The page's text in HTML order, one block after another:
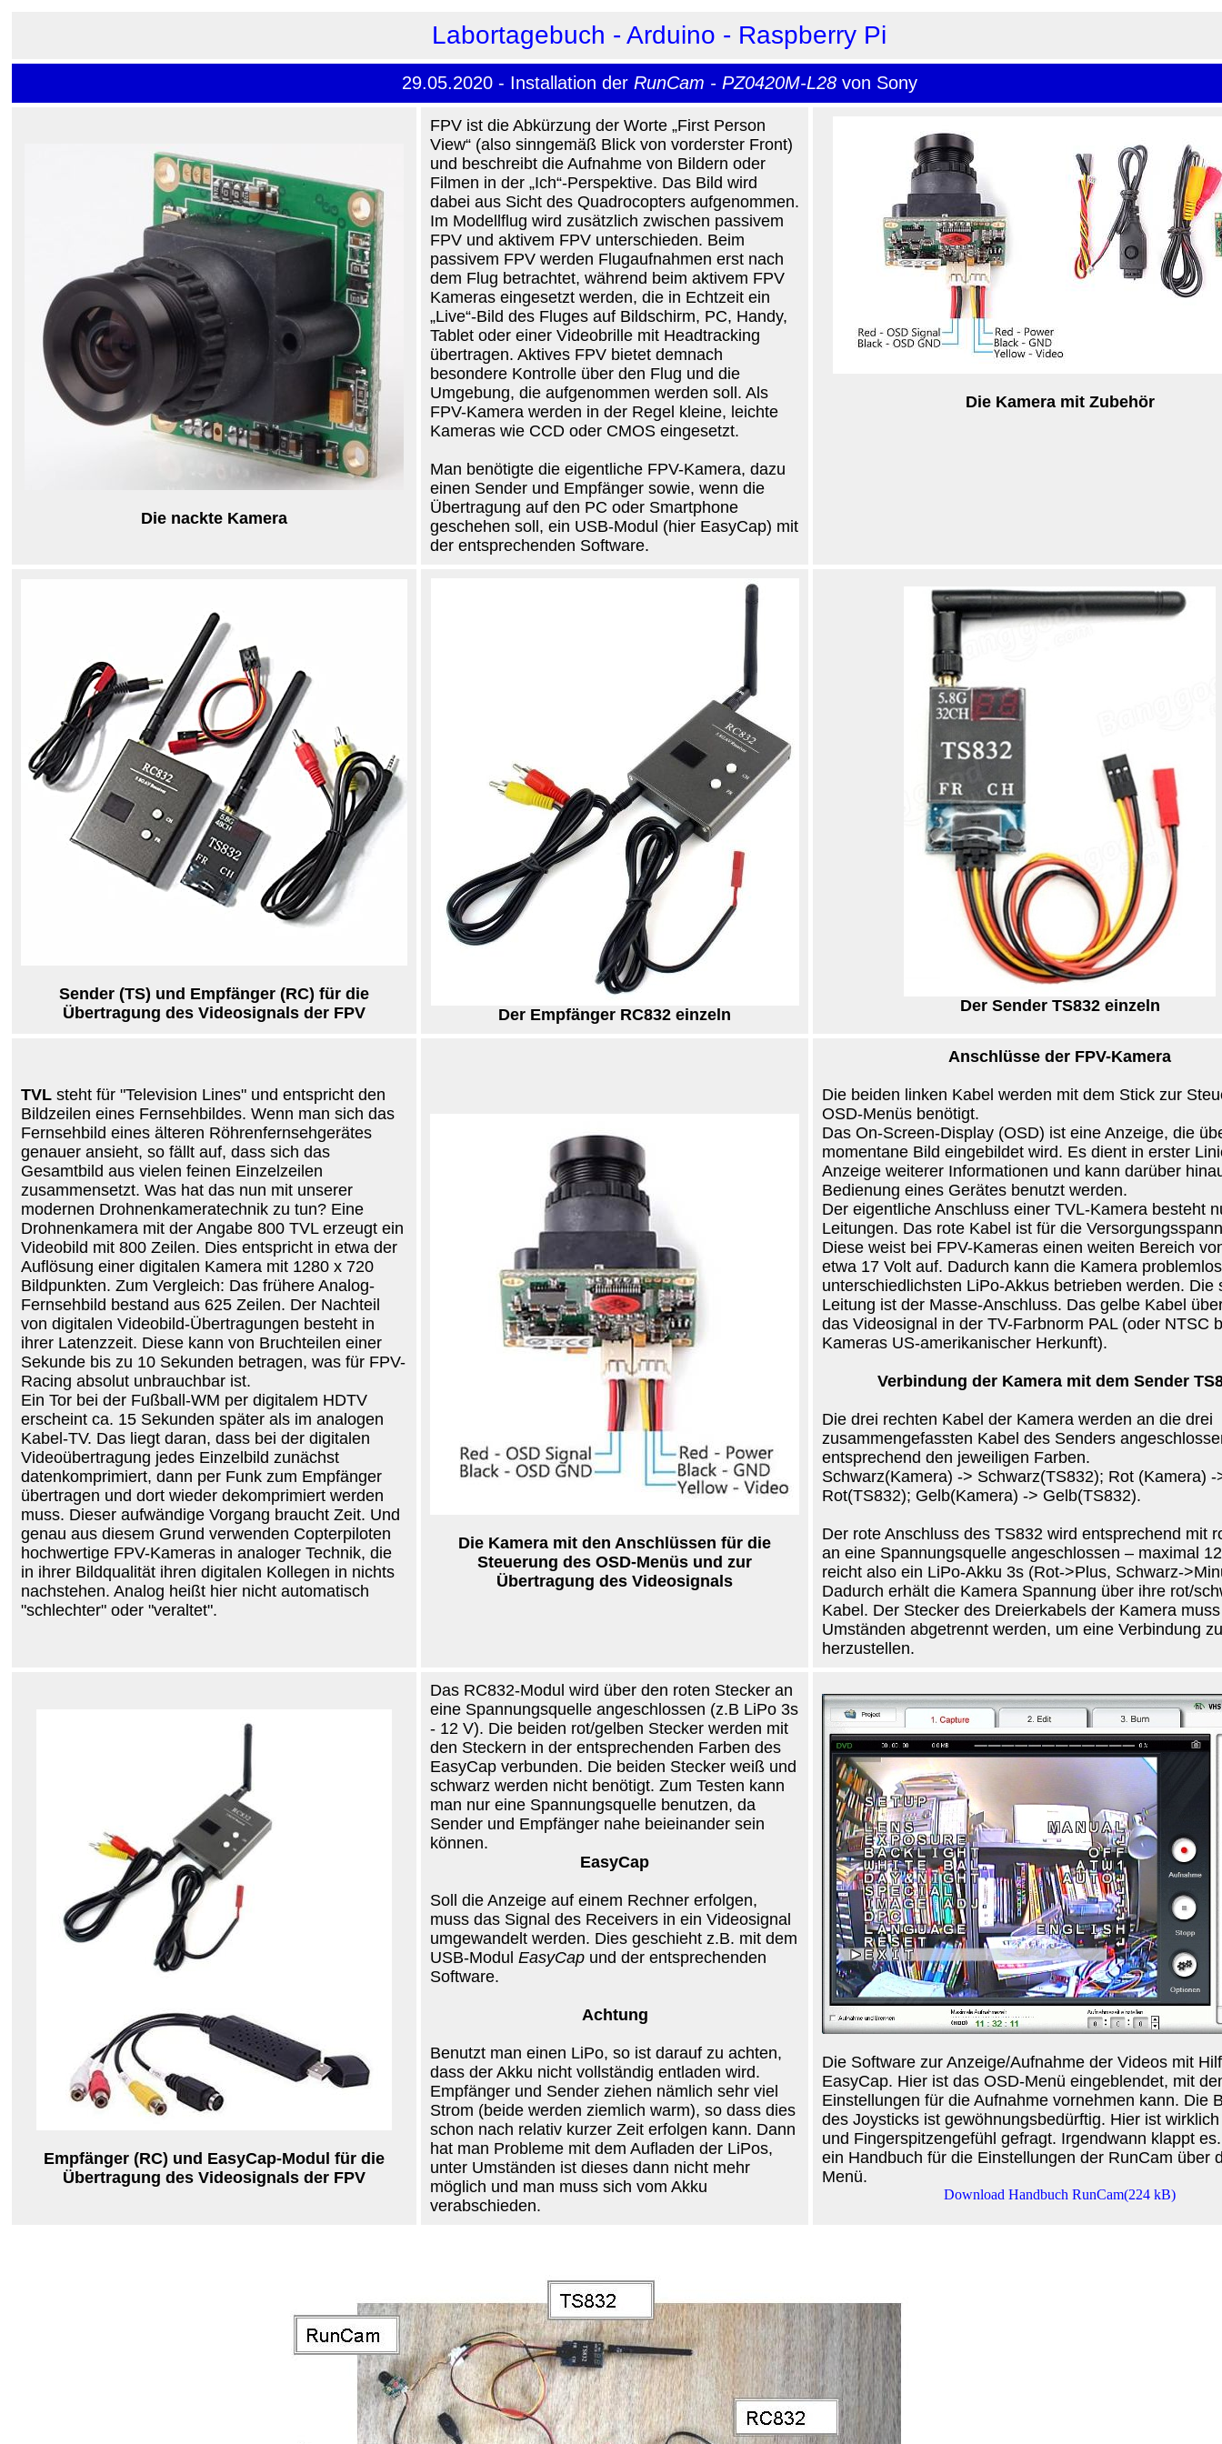
Labortagebuch - Arduino - Raspberry Pi
29.05.2020 - Installation der RunCam - PZ0420M-L28von Sony
Die nackte Kamera
FPV ist die Abkürzung der Worte „First Person
View“ (also sinngemäß Blick von vorderster Front)
und beschreibt die Aufnahme von Bildern oder
Filmen in der „Ich“-Perspektive. Das Bild wird
dabei aus Sicht des Quadrocopters aufgenommen.
Im Modellflug wird zusätzlich zwischen passivem
FPV und aktivem FPV unterschieden. Beim
passivem FPV werden Flugaufnahmen erst nach
dem Flug betrachtet, während beim aktivem FPV
Kameras eingesetzt werden, die in Echtzeit ein
„Live“-Bild des Fluges auf Bildschirm, PC, Handy,
Tablet oder einer Videobrille mit Headtracking
übertragen. Aktives FPV bietet demnach
besondere Kontrolle über den Flug und die
Umgebung, die aufgenommen werden soll. Als
FPV-Kamera werden in der Regel kleine, leichte
Kameras wie CCD oder CMOS eingesetzt.
Man benötigte die eigentliche FPV-Kamera, dazu
einen Sender und Empfänger sowie, wenn die
Übertragung auf den PC oder Smartphone
geschehen soll, ein USB-Modul (hier EasyCap) mit
der entsprechenden Software.
Die Kamera mit Zubehör
Sender (TS) und Empfänger (RC) für die
Übertragung des Videosignals der FPV
Der Empfänger RC832 einzeln Der Sender TS832 einzeln
TVL steht für "Television Lines" und entspricht den
Bildzeilen eines Fernsehbildes. Wenn man sich das
Fernsehbild eines älteren Röhrenfernsehgerätes
genauer ansieht, so fällt auf, dass sich das
Gesamtbild aus vielen feinen Einzelzeilen
zusammensetzt. Was hat das nun mit unserer
modernen Drohnenkameratechnik zu tun? Eine
Drohnenkamera mit der Angabe 800 TVL erzeugt ein
Videobild mit 800 Zeilen. Dies entspricht in etwa der
Auflösung einer digitalen Kamera mit 1280 x 720
Bildpunkten. Zum Vergleich: Das frühere Analog-
Fernsehbild bestand aus 625 Zeilen. Der Nachteil
von digitalen Videobild-Übertragungen besteht in
ihrer Latenzzeit. Diese kann von Bruchteilen einer
Sekunde bis zu 10 Sekunden betragen, was für FPV-
Racing absolut unbrauchbar ist.
Ein Tor bei der Fußball-WM per digitalem HDTV
erscheint ca. 15 Sekunden später als im analogen
Kabel-TV. Das liegt daran, dass bei der digitalen
Videoübertragung jedes Einzelbild zunächst
datenkomprimiert, dann per Funk zum Empfänger
übertragen und dort wieder dekomprimiert werden
muss. Dieser aufwändige Vorgang braucht Zeit. Und
genau aus diesem Grund verwenden Copterpiloten
hochwertige FPV-Kameras in analoger Technik, die
in ihrer Bildqualität ihren digitalen Kollegen in nichts
nachstehen. Analog heißt hier nicht automatisch
"schlechter" oder "veraltet".
Die Kamera mit den Anschlüssen für die
Steuerung des OSD-Menüs und zur
Übertragung des Videosignals
Anschlüsse der FPV-Kamera
Die beiden linken Kabel werden mit dem Stick zur
OSD-Menüs benötigt.
Das On-Screen-Display (OSD) ist eine Anzeige, die
momentane Bild eingebildet wird. Es dient in erster
Anzeige weiterer Informationen und kann darüber
Bedienung eines Gerätes benutzt werden.
Der eigentliche Anschluss einer TVL-Kamera besteht
Leitungen. Das rote Kabel ist für die
Diese weist bei FPV-Kameras einen weiten Bereich
etwa 17 Volt auf. Dadurch kann die Kamera
unterschiedlichsten LiPo-Akkus betrieben werden. Die
Leitung ist der Masse-Anschluss. Das gelbe Kabel
das Videosignal in der TV-Farbnorm PAL (oder NTSC
Kameras US-amerikanischer Herkunft).
Verbindung der Kamera mit dem Sender
Die drei rechten Kabel der Kamera werden an die drei
zusammengefassten Kabel des Senders
entsprechend den jeweiligen Farben.
Schwarz(Kamera) -> Schwarz(TS832); Rot (Kamera) -
Rot(TS832); Gelb(Kamera) -> Gelb(TS832).
Der rote Anschluss des TS832 wird entsprechend mit
an eine Spannungsquelle angeschlossen – maximal
reicht also ein LiPo-Akku 3s (Rot->Plus, Schwarz-
Dadurch erhält die Kamera Spannung über ihre rot/
Kabel. Der Stecker des Dreierkabels der Kamera
Umständen abgetrennt werden, um eine Verbindung
herzustellen.
Empfänger (RC) und EasyCap-Modul für die
Übertragung des Videosignals der FPV
Das RC832-Modul wird über den roten Stecker an
eine Spannungsquelle angeschlossen (z.B LiPo 3s
- 12 V). Die beiden rot/gelben Stecker werden mit
den Steckern in der entsprechenden Farben des
EasyCap verbunden. Die beiden Stecker weiß und
schwarz werden nicht benötigt. Zum Testen kann
man nur eine Spannungsquelle benutzen, da
Sender und Empfänger nahe beieinander sein
können.
EasyCap
Soll die Anzeige auf einem Rechner erfolgen,
muss das Signal des Receivers in ein Videosignal
umgewandelt werden. Dies geschieht z.B. mit dem
USB-Modul EasyCap und der entsprechenden
Software.
Achtung
Benutzt man einen LiPo, so ist darauf zu achten,
dass der Akku nicht vollständig entladen wird.
Empfänger und Sender ziehen nämlich sehr viel
Strom (beide werden ziemlich warm), so dass dies
schon nach relativ kurzer Zeit erfolgen kann. Dann
hat man Probleme mit dem Aufladen der LiPos,
unter Umständen ist dieses dann nicht mehr
möglich und man muss sich vom Akku
verabschieden.
Die Software zur Anzeige/Aufnahme der Videos mit
EasyCap. Hier ist das OSD-Menü eingeblendet, mit
Einstellungen für die Aufnahme vornehmen kann. Die
des Joysticks ist gewöhnungsbedürftig. Hier ist
und Fingerspitzengefühl gefragt. Irgendwann klappt
ein Handbuch für die Einstellungen der RunCam über
Menü.
Download Handbuch RunCam(224 kB)